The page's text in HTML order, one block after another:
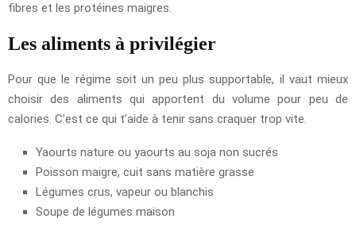
fibres et les protéines maigres.
Les aliments à privilégier
Pour que le régime soit un peu plus supportable, il vaut mieux
choisir des aliments qui apportent du volume pour peu de
calories. C’est ce qui t’aide à tenir sans craquer trop vite.
Yaourts nature ou yaourts au soja non sucrés
Poisson maigre, cuit sans matière grasse
Légumes crus, vapeur ou blanchis
Soupe de légumes maison